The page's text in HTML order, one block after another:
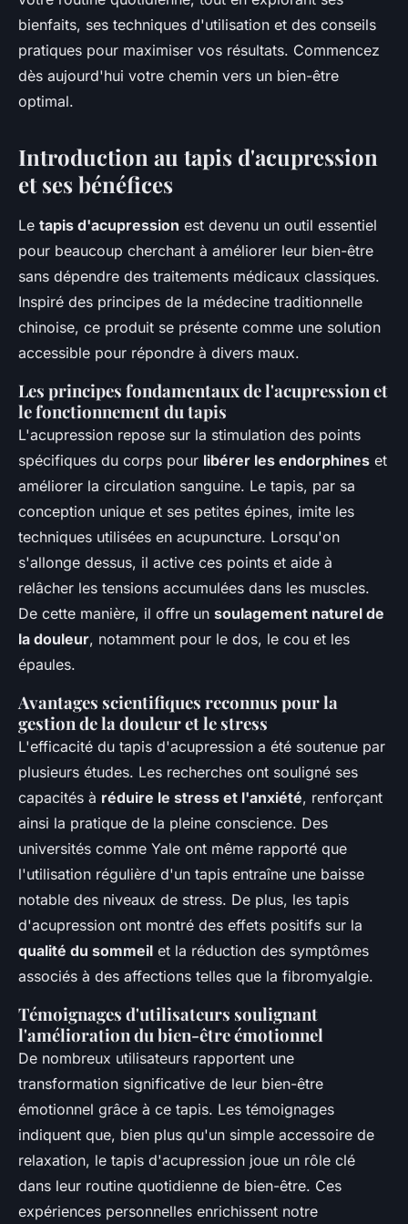
bienfaits, ses techniques d'utilisation et des conseils
pratiques pour maximiser vos résultats. Commencez
dès aujourd'hui votre chemin vers un bien-être
optimal.
Introduction au tapis d'acupression
et ses bénéfices
Le tapis d'acupression est devenu un outil essentiel
pour beaucoup cherchant à améliorer leur bien-être
sans dépendre des traitements médicaux classiques.
Inspiré des principes de la médecine traditionnelle
chinoise, ce produit se présente comme une solution
accessible pour répondre à divers maux.
Les principes fondamentaux de l'acupression et
le fonctionnement du tapis
L'acupression repose sur la stimulation des points
spécifiques du corps pour libérer les endorphines et
améliorer la circulation sanguine. Le tapis, par sa
conception unique et ses petites épines, imite les
techniques utilisées en acupuncture. Lorsqu'on
s'allonge dessus, il active ces points et aide à
relâcher les tensions accumulées dans les muscles.
De cette manière, il offre un soulagement naturel de
la douleur, notamment pour le dos, le cou et les
épaules.
Avantages scientifiques reconnus pour la
gestion de la douleur et le stress
L'efficacité du tapis d'acupression a été soutenue par
plusieurs études. Les recherches ont souligné ses
capacités à réduire le stress et l'anxiété, renforçant
ainsi la pratique de la pleine conscience. Des
universités comme Yale ont même rapporté que
l'utilisation régulière d'un tapis entraîne une baisse
notable des niveaux de stress. De plus, les tapis
d'acupression ont montré des effets positifs sur la
qualité du sommeil et la réduction des symptômes
associés à des affections telles que la fibromyalgie.
Témoignages d'utilisateurs soulignant
l'amélioration du bien-être émotionnel
De nombreux utilisateurs rapportent une
transformation significative de leur bien-être
émotionnel grâce à ce tapis. Les témoignages
indiquent que, bien plus qu'un simple accessoire de
relaxation, le tapis d'acupression joue un rôle clé
dans leur routine quotidienne de bien-être. Ces
expériences personnelles enrichissent notre